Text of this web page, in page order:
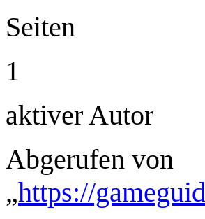
Seiten
1
aktiver Autor
Abgerufen von
„https://